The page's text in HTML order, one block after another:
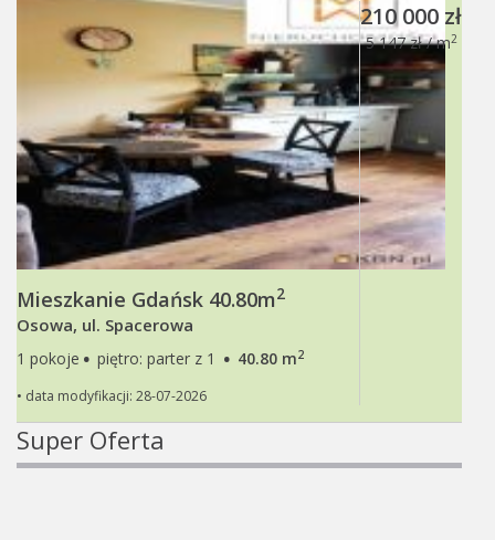
Mieszkanie Gdańsk 40.80m2
Osowa, ul. Spacerowa
1 pokoje · piętro: parter z 1 · 40.80 m2
• data modyfikacji: 28-07-2026
210 000 zł
5 147 zł / m2
Super Oferta